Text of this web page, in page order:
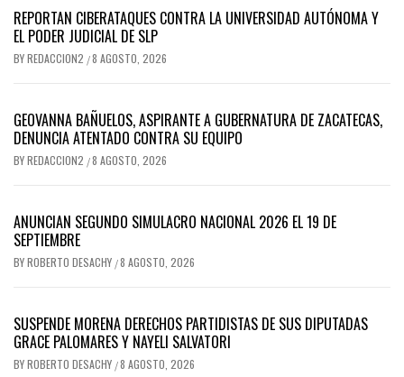
REPORTAN CIBERATAQUES CONTRA LA UNIVERSIDAD AUTÓNOMA Y
EL PODER JUDICIAL DE SLP
BYREDACCION2 /8 AGOSTO, 2026
GEOVANNA BAÑUELOS, ASPIRANTE A GUBERNATURA DE ZACATECAS,
DENUNCIA ATENTADO CONTRA SU EQUIPO
BYREDACCION2 /8 AGOSTO, 2026
ANUNCIAN SEGUNDO SIMULACRO NACIONAL 2026 EL 19 DE
SEPTIEMBRE
BYROBERTO DESACHY /8 AGOSTO, 2026
SUSPENDE MORENA DERECHOS PARTIDISTAS DE SUS DIPUTADAS
GRACE PALOMARES Y NAYELI SALVATORI
BYROBERTO DESACHY /8 AGOSTO, 2026